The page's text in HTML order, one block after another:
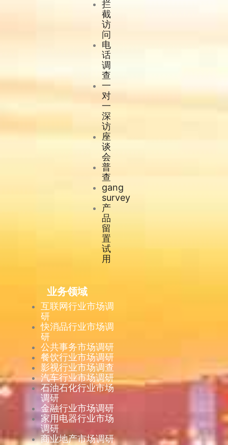
拦
截
访
问
电
话
调
查
一
对
一
深
访
座
谈
会
普
查
gang
survey
产
品
留
置
试
用
业务领域
互联网行业市场调
研
快消品行业市场调
研
公共事务市场调研
餐饮行业市场调研
影视行业市场调查
汽车行业市场调研
石油石化行业市场
调研
金融行业市场调研
家用电器行业市场
调研
商业地产市场调研